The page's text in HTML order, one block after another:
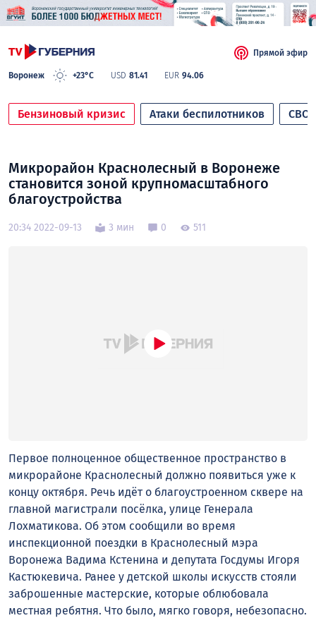
Воронеж +23°C USD 81.41 EUR 94.06
Прямой эфир
Бензиновый кризис Атаки беспилотников СВО
Микрорайон Краснолесный в Воронеже
становится зоной крупномасштабного
благоустройства
20:34 2022-09-13 3 мин 0 511
Первое полноценное общественное пространство в
микрорайоне Краснолесный должно появиться уже к
концу октября. Речь идёт о благоустроенном сквере на
главной магистрали посёлка, улице Генерала
Лохматикова. Об этом сообщили во время
инспекционной поездки в Краснолесный мэра
Воронежа Вадима Кстенина и депутата Госдумы Игоря
Кастюкевича. Ранее у детской школы искусств стояли
заброшенные мастерские, которые облюбовала
местная ребятня. Что было, мягко говоря, небезопасно.